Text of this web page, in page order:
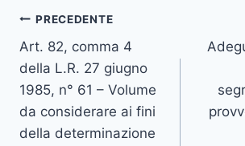
Navigazione
articoli
PRECEDENTE
Art. 82, comma 4
della L.R. 27 giugno
1985, n° 61 – Volume
da considerare ai fini
della determinazione